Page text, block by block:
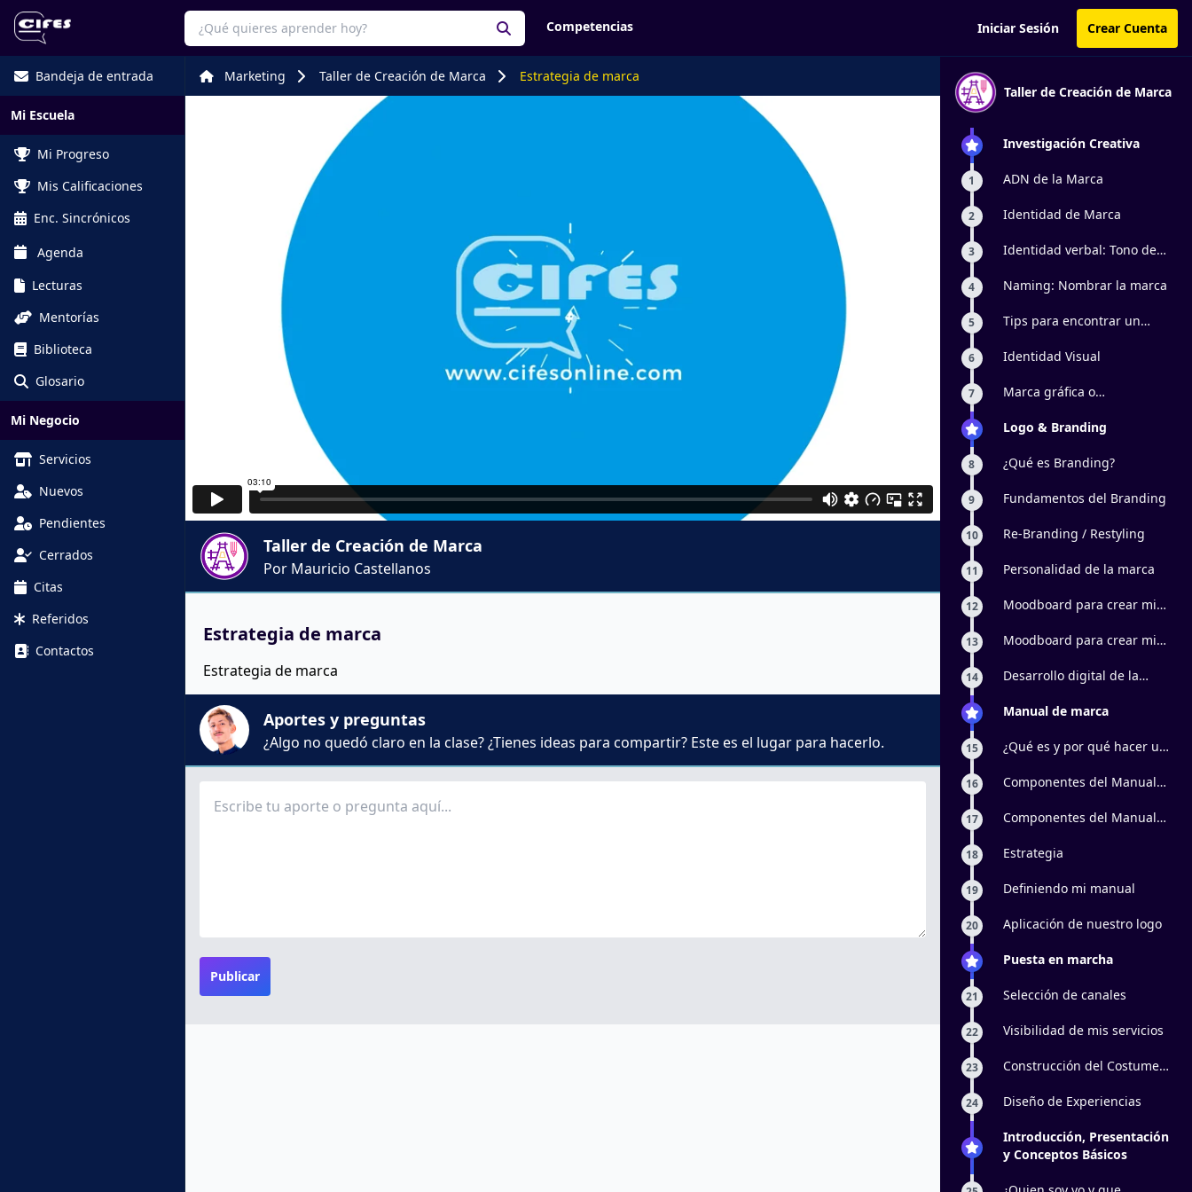
Competencias Iniciar Sesión Crear Cuenta
Bandeja de entrada
Mi Escuela
Mi Progreso
Mis Calificaciones
Enc. Sincrónicos
Agenda
Lecturas
Mentorías
Biblioteca
Glosario
Mi Negocio
Servicios
Nuevos
Pendientes
Cerrados
Citas
Referidos
Contactos
Marketing Taller de Creación de Marca Estrategia de marca
Taller de Creación de Marca
Por Mauricio Castellanos
Estrategia de marca
Estrategia de marca
Aportes y preguntas
¿Algo no quedó claro en la clase? ¿Tienes ideas para compartir? Este es el lugar para hacerlo.
Publicar
Taller de Creación de Marca
Investigación Creativa
1 ADN de la Marca
2 Identidad de Marca
3
Identidad verbal: Tono de
4 Naming: Nombrar la marca
5
Tips para encontrar un
6 Identidad Visual
7
Marca gráfica o
Logo & Branding
8 ¿Qué es Branding?
9 Fundamentos del Branding
10 Re-Branding / Restyling
11 Personalidad de la marca
12
Moodboard para crear mi
13
Moodboard para crear mi
14
Desarrollo digital de la
Manual de marca
15
¿Qué es y por qué hacer un
16
Componentes del Manual
17
Componentes del Manual
18 Estrategia
19 Definiendo mi manual
20 Aplicación de nuestro logo
Puesta en marcha
21 Selección de canales
22 Visibilidad de mis servicios
23
Construcción del Costumer
24 Diseño de Experiencias
Introducción, Presentación
y Conceptos Básicos